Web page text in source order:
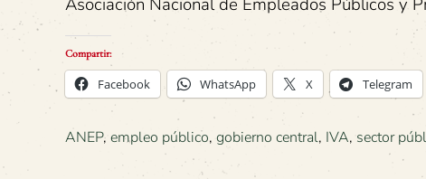
Compartir:
Facebook WhatsApp X Telegram
ANEP, empleo público, gobierno central, IVA, sector